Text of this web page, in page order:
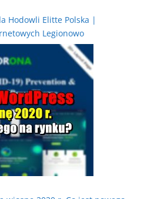
Hodowli Elitte Polska |
Legionowo